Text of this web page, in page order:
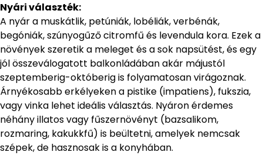
Nyári választék:
A nyár a muskátlik, petúniák, lobéliák, verbénák,
begóniák, szúnyogűző citromfű és levendula kora. Ezek a
növények szeretik a meleget és a sok napsütést, és egy
jól összeválogatott balkonládában akár májustól
szeptemberig-októberig is folyamatosan virágoznak.
Árnyékosabb erkélyeken a pistike (impatiens), fukszia,
vagy vinka lehet ideális választás. Nyáron érdemes
néhány illatos vagy fűszernövényt (bazsalikom,
rozmaring, kakukkfű) is beültetni, amelyek nemcsak
szépek, de hasznosak is a konyhában.